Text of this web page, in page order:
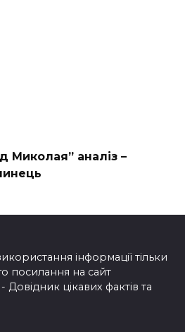
Миколая” аналіз –
інформації тільки
посилання на сайт
цікавих фактів та